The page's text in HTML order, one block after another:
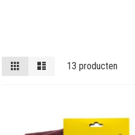
Tonen
als
Foto-
tabel
13 producten